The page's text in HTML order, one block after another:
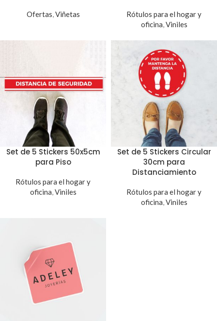
Ofertas,Viñetas
Rótulos para el hogar y
oficina,Viniles
Set de 5 Stickers 50x5cm
para Piso
Rótulos para el hogar y
oficina,Viniles
Set de 5 Stickers Circular
30cm para
Distanciamiento
Rótulos para el hogar y
oficina,Viniles